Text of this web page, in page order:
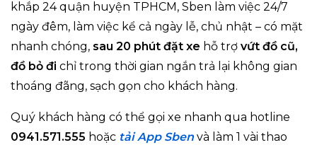
khắp 24 quận huyện TPHCM, Sben làm việc 24/7
ngày đêm, làm việc kể cả ngày lễ, chủ nhật – có mặt
nhanh chóng, sau 20 phút đặt xe hỗ trợ vứt đồ cũ,
đồ bỏ đi chỉ trong thời gian ngắn trả lại không gian
thoáng đãng, sạch gọn cho khách hàng.
Quý khách hàng có thể gọi xe nhanh qua hotline
0941.571.555 hoặc tải App Sben và làm 1 vài thao